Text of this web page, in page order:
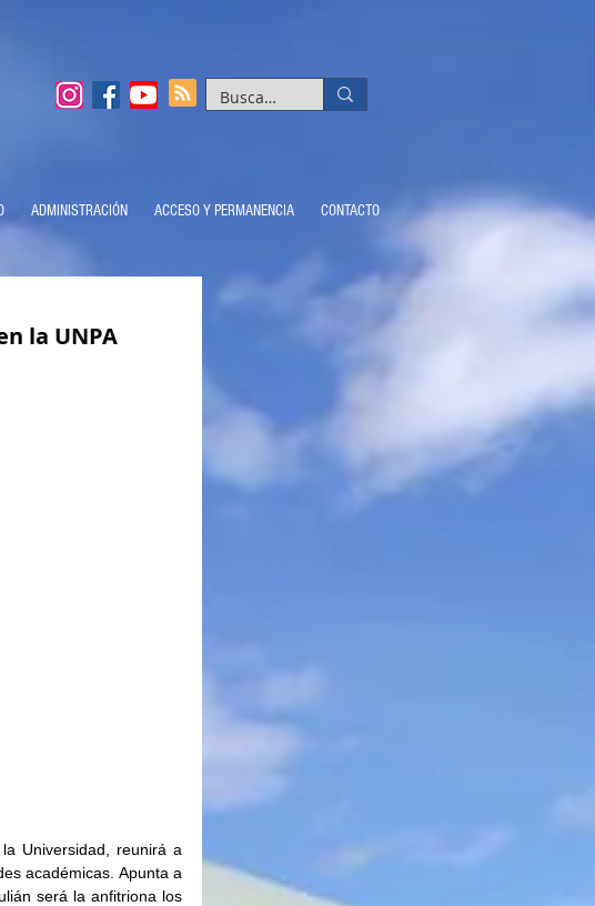
ADMINISTRACIÓN ACCESO Y PERMANENCIA CONTACTO
la UNPA
Universidad, reunirá a
académicas. Apunta a
será la anfitriona los